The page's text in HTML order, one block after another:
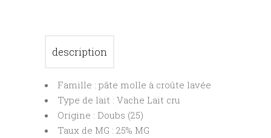
description
Famille : pâte molle à croûte lavée
Type de lait : Vache Lait cru
Origine : Doubs (25)
Taux de MG : 25% MG